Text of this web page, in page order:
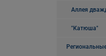
Аллея
"Катюша"